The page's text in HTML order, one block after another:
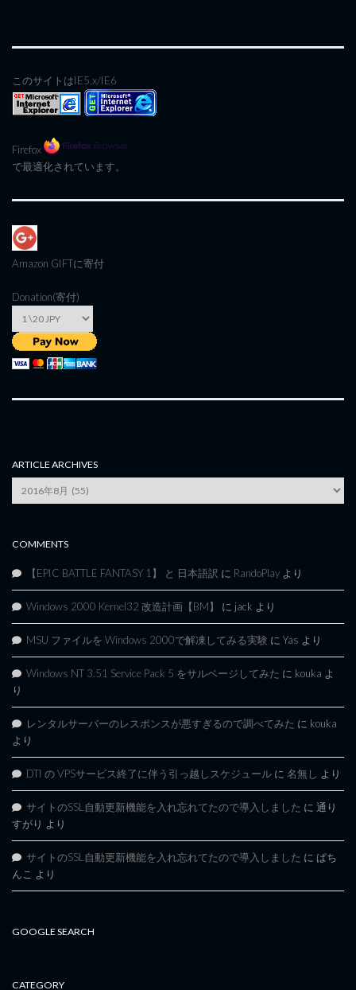
このサイトはIE5.x/IE6
Firefox
で最適化されています。
Amazon GIFTに寄付
Donation(寄付)
ARTICLE ARCHIVES
Archives
COMMENTS
【EPIC BATTLE FANTASY 1】 と 日本語訳 に RandoPlay より
Windows 2000 Kernel32 改造計画【BM】 に jack より
MSU ファイルを Windows 2000で解凍してみる実験 に Yas より
Windows NT 3.51 Service Pack 5 をサルベージしてみた に kouka よ
り
レンタルサーバーのレスポンスが悪すぎるので調べてみた に kouka
より
DTI の VPSサービス終了に伴う引っ越しスケジュール に 名無し より
サイトのSSL自動更新機能を入れ忘れてたので導入しました に 通り
すがり より
サイトのSSL自動更新機能を入れ忘れてたので導入しました に ぱち
んこ より
GOOGLE SEARCH
CATEGORY